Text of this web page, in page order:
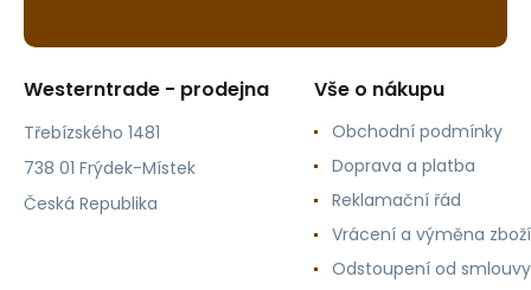
Westerntrade - prodejna
Třebízského 1481
738 01 Frýdek-Místek
Česká Republika
Vše o nákupu
Obchodní podmínky
Doprava a platba
Reklamační řád
Vrácení a výměna zboží
Odstoupení od smlouvy